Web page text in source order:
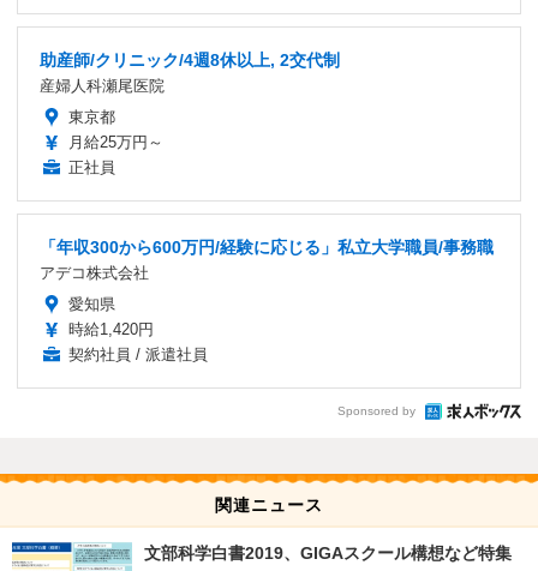
助産師/クリニック/4週8休以上, 2交代制
産婦人科瀬尾医院
東京都
月給25万円～
正社員
「年収300から600万円/経験に応じる」私立大学職員/事務職
アデコ株式会社
愛知県
時給1,420円
契約社員 / 派遣社員
Sponsored by
関連ニュース
文部科学白書2019、GIGAスクール構想など特集